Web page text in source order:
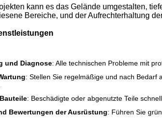
kann es das Gelände umgestalten,
Bereiche, und der Aufrechterhaltung
und Diagnose: Alle technischen Probleme mit
: Stellen Sie regelmäßige und nach Bedarf
: Beschädigte oder abgenutzte Teile
Bewertungen der Ausrüstung: Führen Sie